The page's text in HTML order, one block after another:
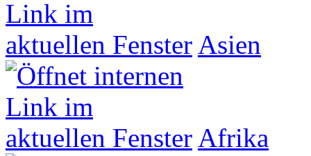
Asien
Afrika